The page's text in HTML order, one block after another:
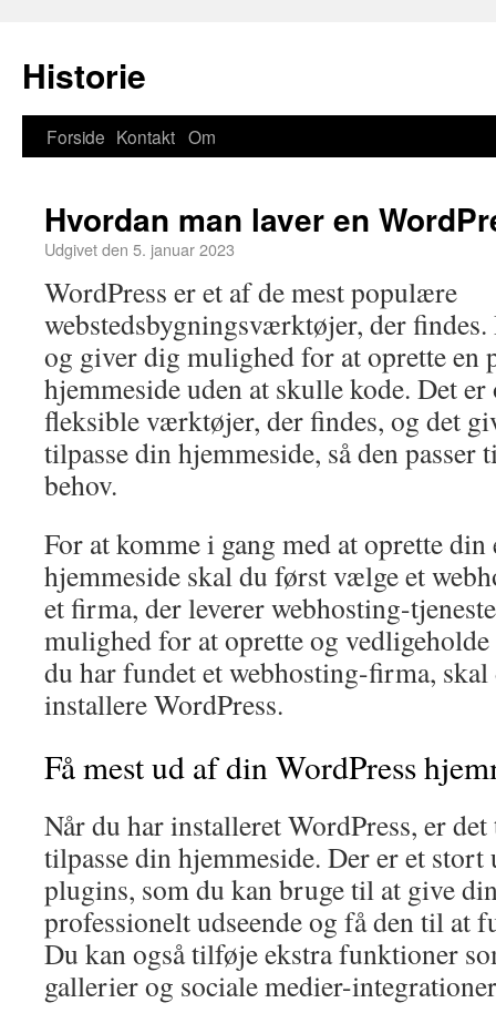
Historie
Forside Kontakt Om
Hvordan man laver en
Udgivet den 5. januar 2023
WordPress er et af de mest populære
webstedsbygningsværktøjer, der
og giver dig mulighed for at oprette en
hjemmeside uden at skulle kode. Det er
fleksible værktøjer, der findes, og det
tilpasse din hjemmeside, så den passer
behov.
For at komme i gang med at oprette din
hjemmeside skal du først vælge et
et firma, der leverer webhosting-
mulighed for at oprette og
du har fundet et webhosting-firma,
installere WordPress.
Få mest ud af din WordPress
Når du har installeret WordPress, er
tilpasse din hjemmeside. Der er et stort
plugins, som du kan bruge til at give
professionelt udseende og få den til at
Du kan også tilføje ekstra funktioner
gallerier og sociale medier-